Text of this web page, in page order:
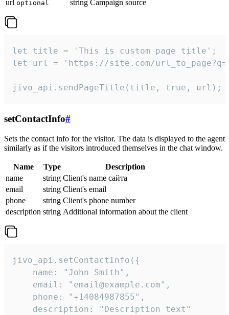
url optional string Campaign source
let title = 'This is custom page title';
let url = 'https://site.com/
jivo_api.sendPageTitle(title, true, url);
setContactInfo#
Sets the contact info for the visitor. The data is displayed to the agent
similarly as if the visitors introduced themselves in the chat window.
Name Type
Description
name
string Client's name сайта
email
string Client's email
phone
string Client's phone number
description string Additional information about the client
jivo_api.setContactInfo({
    name: "John Smith",
    email: "email@example.com",
    phone: "+14084987855",
    description: "Description text"